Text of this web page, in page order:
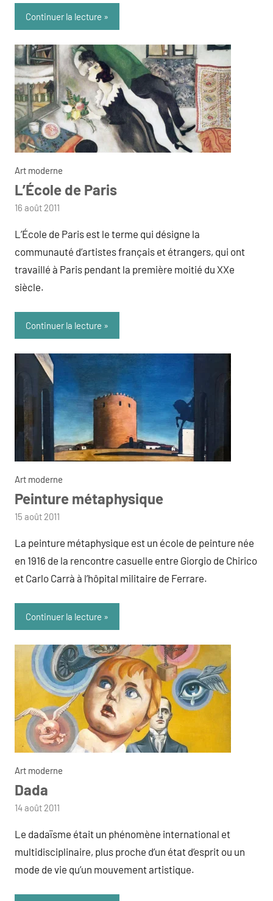
Continuer la lecture
Art moderne
L’École de Paris
par
16 août 2011
L’École de Paris est le terme qui désigne la
communauté d’artistes français et étrangers, qui ont
travaillé à Paris pendant la première moitié du XXe
siècle.
Continuer la lecture
Art moderne
Peinture métaphysique
par
15 août 2011
La peinture métaphysique est un école de peinture née
en 1916 de la rencontre casuelle entre Giorgio de Chirico
et Carlo Carrà à l’hôpital militaire de Ferrare.
Continuer la lecture
Art moderne
Dada
par
14 août 2011
Le dadaïsme était un phénomène international et
multidisciplinaire, plus proche d’un état d’esprit ou un
mode de vie qu’un mouvement artistique.